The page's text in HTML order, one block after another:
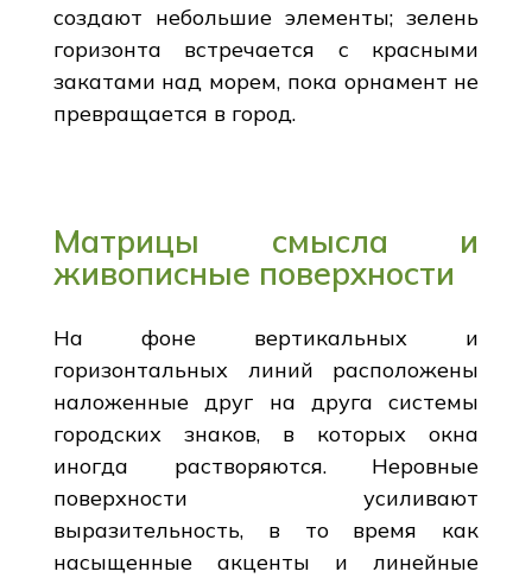
создают небольшие элементы; зелень
горизонта встречается с красными
закатами над морем, пока орнамент не
превращается в город.
Матрицы смысла и
живописные поверхности
На фоне вертикальных и
горизонтальных линий расположены
наложенные друг на друга системы
городских знаков, в которых окна
иногда растворяются. Неровные
поверхности усиливают
выразительность, в то время как
насыщенные акценты и линейные